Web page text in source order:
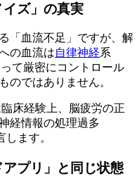
ズ」の真実
「血流不足」ですが、解
の血流は自律神経系
って厳密にコントロール
のではありません。
床経験上、脳疲労の正
経情報の処理過多
します。
プリ」と同じ状態